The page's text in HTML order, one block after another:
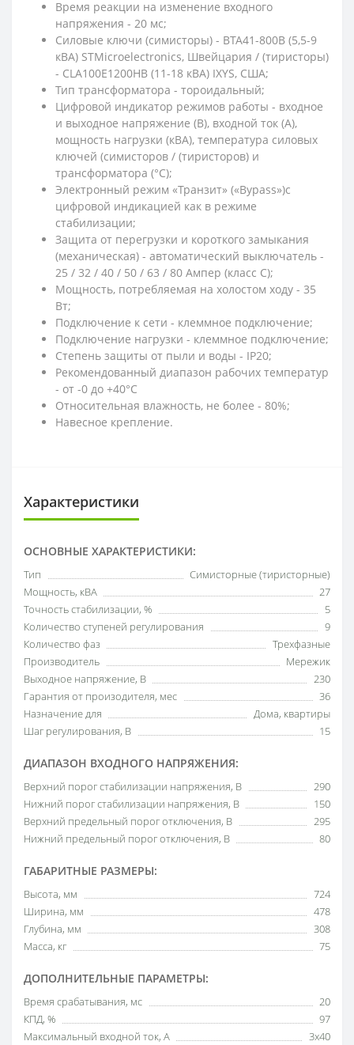
Время реакции на изменение входного
напряжения - 20 мс;
Силовые ключи (симисторы) - BTA41-800B (5,5-9
кВА) STMicroelectronics, Швейцария / (тиристоры)
- CLA100E1200HB (11-18 кВА) IXYS, США;
Тип трансформатора - тороидальный;
Цифровой индикатор режимов работы - входное
и выходное напряжение (В), входной ток (А),
мощность нагрузки (кВА), температура силовых
ключей (симисторов / (тиристоров) и
трансформатора (°C);
Электронный режим «Транзит» («Bypass»)с
цифровой индикацией как в режиме
стабилизации;
Защита от перегрузки и короткого замыкания
(механическая) - автоматический выключатель -
25 / 32 / 40 / 50 / 63 / 80 Ампер (класс C);
Мощность, потребляемая на холостом ходу - 35
Вт;
Подключение к сети - клеммное подключение;
Подключение нагрузки - клеммное подключение;
Степень защиты от пыли и воды - IP20;
Рекомендованный диапазон рабочих температур
- от -0 до +40°C
Относительная влажность, не более - 80%;
Навесное крепление.
Характеристики
ОСНОВНЫЕ ХАРАКТЕРИСТИКИ:
Тип
Симисторные (тиристорные)
Мощность, кВА
27
Точность стабилизации, %
5
Количество ступеней регулирования
9
Количество фаз
Трехфазные
Производитель
Мережик
Выходное напряжение, В
230
Гарантия от произодителя, мес
36
Назначение для
Дома, квартиры
Шаг регулирования, В
15
ДИАПАЗОН ВХОДНОГО НАПРЯЖЕНИЯ:
Верхний порог стабилизации напряжения, В
290
Нижний порог стабилизации напряжения, В
150
Верхний предельный порог отключения, В
295
Нижний предельный порог отключения, В
80
ГАБАРИТНЫЕ РАЗМЕРЫ:
Высота, мм
724
Ширина, мм
478
Глубина, мм
308
Масса, кг
75
ДОПОЛНИТЕЛЬНЫЕ ПАРАМЕТРЫ:
Время срабатывания, мс
20
КПД, %
97
Максимальный входной ток, А
3х40